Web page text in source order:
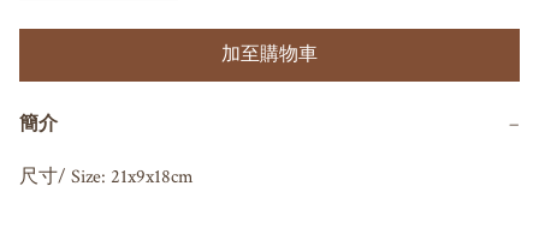
加至購物車
簡介 −
尺寸/ Size: 21x9x18cm